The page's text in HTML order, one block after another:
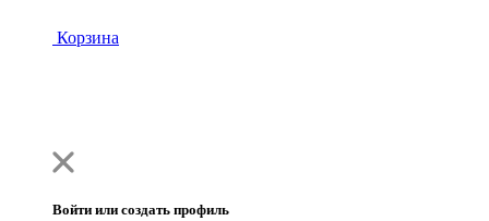
Корзина
Войти или создать профиль